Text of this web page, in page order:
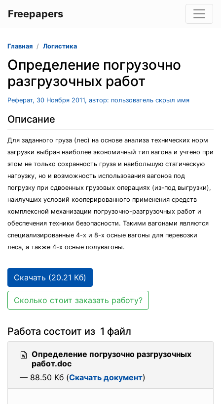
Freepapers
Главная Логистика
Определение погрузочно
разгрузочных работ
Реферат, 30 Ноября 2011, автор: пользователь скрыл имя
Описание
Для заданного груза (лес) на основе анализа технических норм
загрузки выбран наиболее экономичный тип вагона и учтено при
этом не только сохранность груза и наибольшую статическую
нагрузку, но и возможность использования вагонов под
погрузку при сдвоенных грузовых операциях (из-под выгрузки),
наилучших условий кооперированного применения средств
комплексной механизации погрузочно-разгрузочных работ и
обеспечения техники безопасности. Такими вагонами являются
специализированные 4-х и 8-х осные вагоны для перевозки
леса, а также 4-х осные полувагоны.
Скачать (20.21 Кб)
Сколько стоит заказать работу?
Работа состоит из 1 файл
Определение погрузочно разгрузочных
работ.doc
— 88.50 Кб (Скачать документ)